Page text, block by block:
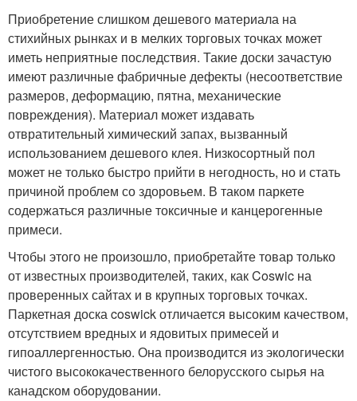
Приобретение слишком дешевого материала на
стихийных рынках и в мелких торговых точках может
иметь неприятные последствия. Такие доски зачастую
имеют различные фабричные дефекты (несоответствие
размеров, деформацию, пятна, механические
повреждения). Материал может издавать
отвратительный химический запах, вызванный
использованием дешевого клея. Низкосортный пол
может не только быстро прийти в негодность, но и стать
причиной проблем со здоровьем. В таком паркете
содержаться различные токсичные и канцерогенные
примеси.
Чтобы этого не произошло, приобретайте товар только
от известных производителей, таких, как Coswic на
проверенных сайтах и в крупных торговых точках.
Паркетная доска coswick отличается высоким качеством,
отсутствием вредных и ядовитых примесей и
гипоаллергенностью. Она производится из экологически
чистого высококачественного белорусского сырья на
канадском оборудовании.